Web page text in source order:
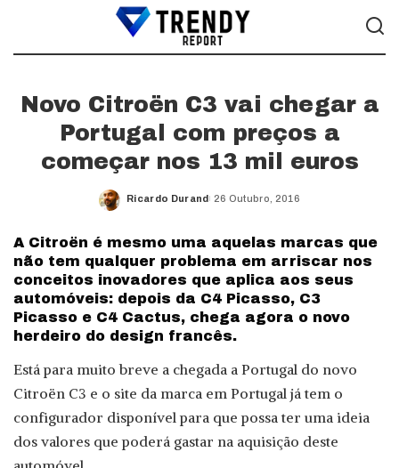
Novo Citroën C3 vai chegar a
Portugal com preços a
começar nos 13 mil euros
Posted
Ricardo Durand 26 Outubro, 2016
A Citroën é mesmo uma aquelas marcas que
não tem qualquer problema em arriscar nos
conceitos inovadores que aplica aos seus
automóveis: depois da C4 Picasso, C3
Picasso e C4 Cactus, chega agora o novo
herdeiro do design francês.
Está para muito breve a chegada a Portugal do novo
Citroën C3 e o site da marca em Portugal já tem o
configurador disponível para que possa ter uma ideia
dos valores que poderá gastar na aquisição deste